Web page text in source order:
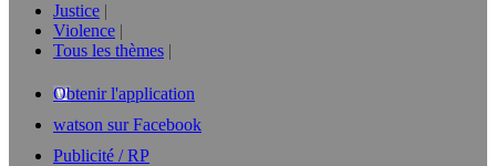
Justice
Violence
Tous les thèmes
Obtenir l'application
watson sur Facebook
Publicité / RP